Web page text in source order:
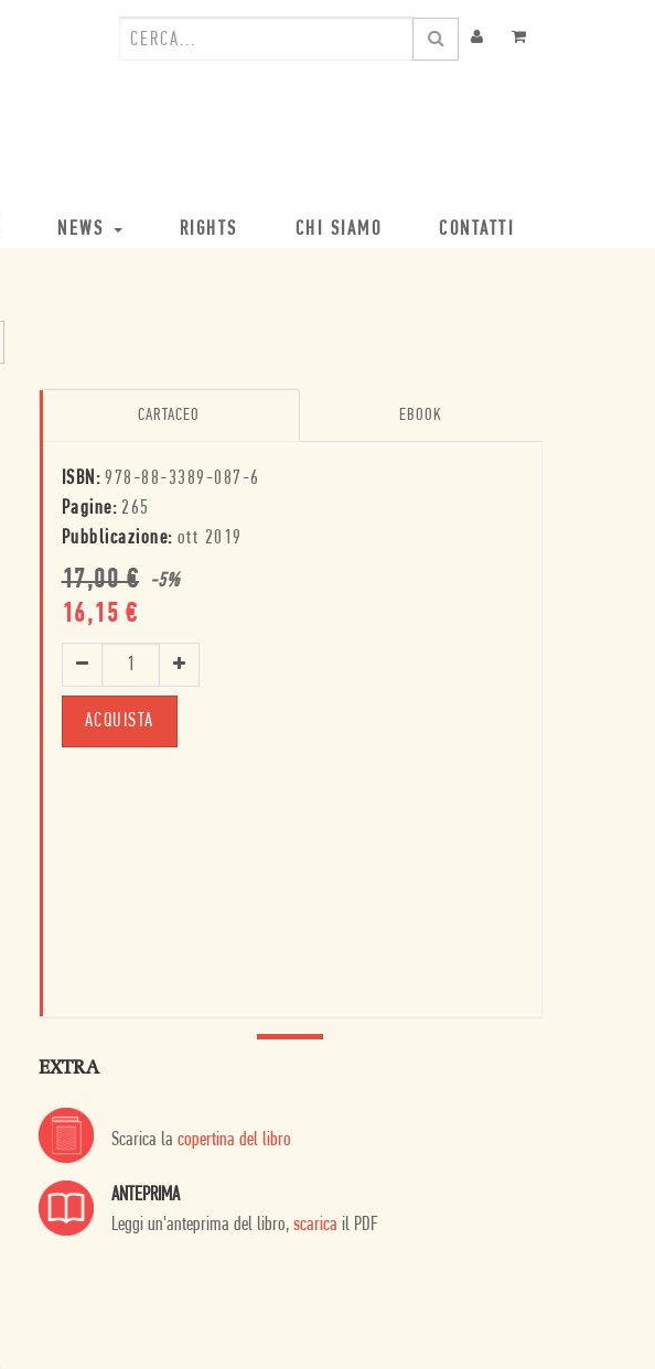
NEWS RIGHTS CHI SIAMO CONTATTI
CARTACEO EBOOK
ISBN: 978-88-3389-087-6
Pagine: 265
Pubblicazione: ott 2019
17,00€ -5%
16,15 €
ACQUISTA
EXTRA
Scarica la copertina del libro
ANTEPRIMA
Leggi un'anteprima del libro, scarica il PDF